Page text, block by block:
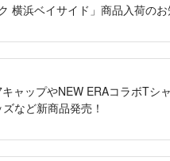
横浜ベイサイド」商品入荷のお
ャップやNEW ERAコラボTシ
など新商品発売！